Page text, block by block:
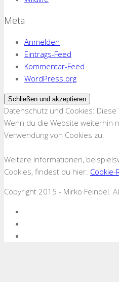
Meta
Anmelden
Eintrags-Feed
Kommentar-Feed
WordPress.org
Datenschutz und Cookies:
Wenn du die Website weiterhin
Verwendung von Cookies zu.
Weitere Informationen,
Cookies, findest du hier: Cookie-
Copyright 2015 - Mirko Feindel.